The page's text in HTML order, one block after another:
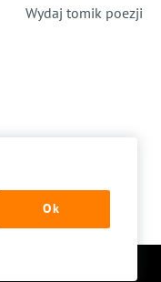
Wydaj tomik poezji
Ok